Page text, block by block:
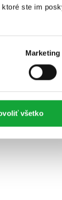
ste im
Marketing
všetko